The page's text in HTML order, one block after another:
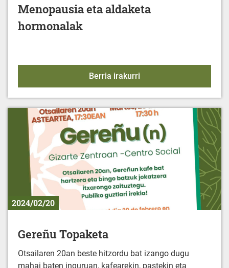
Menopausia eta aldaketa
hormonalak
Berria irakurri
2024/02/20
Gereñu Topaketa
Otsailaren 20an beste hitzordu bat izango dugu
mahai baten inguruan, kafearekin, pastekin eta